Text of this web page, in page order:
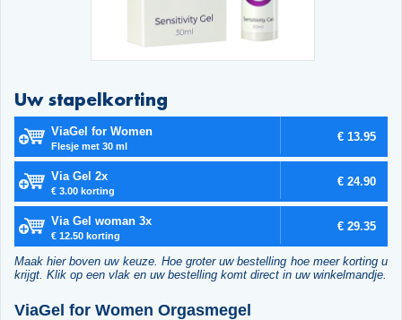
Uw stapelkorting
ViaGel for Women
Flesje met 30 ml
€ 13.95
Via Gel 2x
€ 3.00 korting
€ 24.90
Via Gel woman 3x
€ 12.50 korting
€ 29.35
Maak hier boven uw keuze. Hoe groter uw bestelling hoe meer korting u
krijgt. Klik op een vlak en uw bestelling komt direct in uw winkelmandje.
ViaGel for Women Orgasmegel